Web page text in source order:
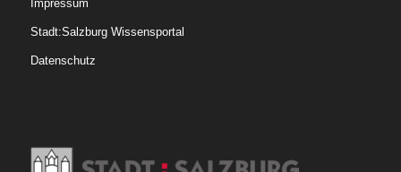
Impressum
Stadt:Salzburg Wissensportal
Datenschutz